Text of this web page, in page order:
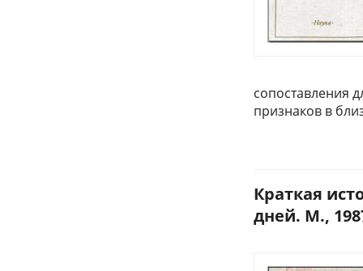
сопоставления
признаков в
Краткая
дней. М.,